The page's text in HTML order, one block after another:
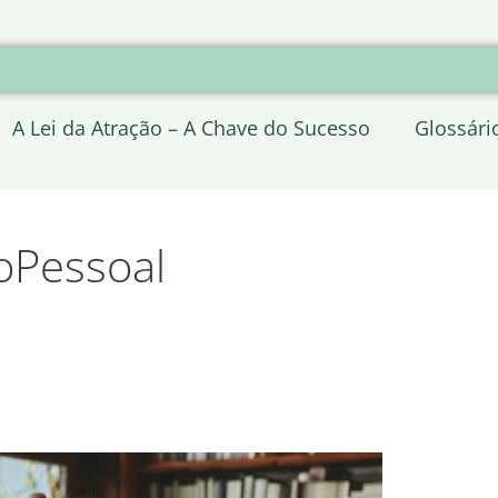
A Lei da Atração – A Chave do Sucesso